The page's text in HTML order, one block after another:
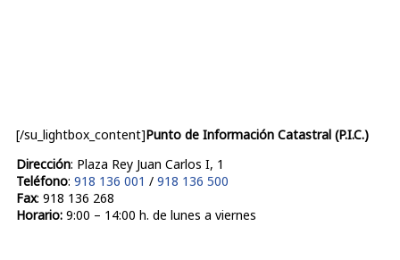
[/su_lightbox_content]Punto de Información Catastral (P.I.C.)
Dirección: Plaza Rey Juan Carlos I, 1
Teléfono: 918 136 001 / 918 136 500
Fax: 918 136 268
Horario: 9:00 – 14:00 h. de lunes a viernes